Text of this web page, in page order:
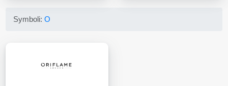
Symboli:O